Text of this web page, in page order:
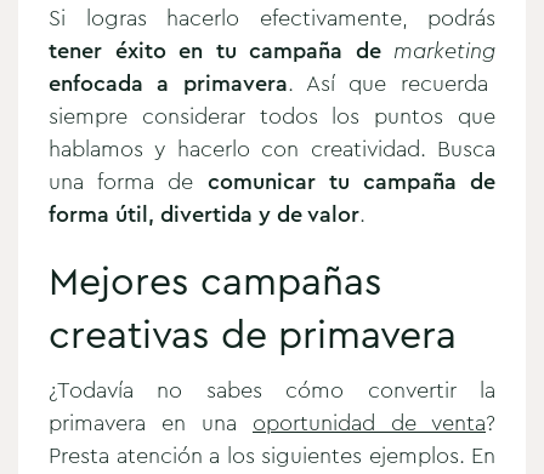
Si logras hacerlo efectivamente, podrás
tener éxito en tu campaña de marketing
enfocada a primavera. Así que recuerda
siempre considerar todos los puntos que
hablamos y hacerlo con creatividad. Busca
una forma de comunicar tu campaña de
forma útil, divertida y de valor.
Mejores campañas
creativas de primavera
¿Todavía no sabes cómo convertir la
primavera en una oportunidad de venta?
Presta atención a los siguientes ejemplos. En